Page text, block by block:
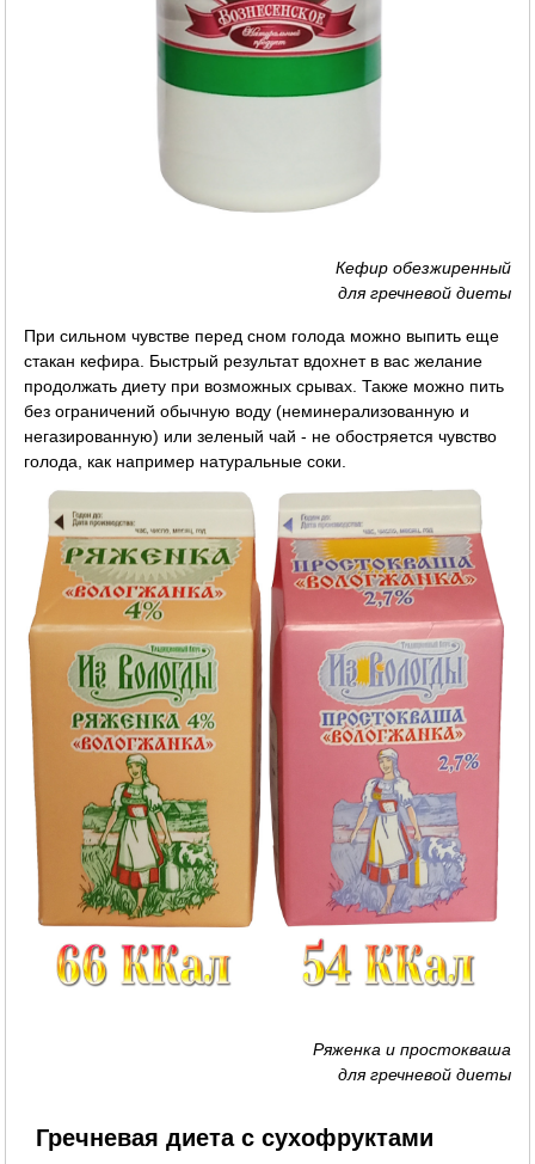
Кефир обезжиренный
для гречневой диеты
При сильном чувстве перед сном голода можно выпить еще
стакан кефира. Быстрый результат вдохнет в вас желание
продолжать диету при возможных срывах. Также можно пить
без ограничений обычную воду (неминерализованную и
негазированную) или зеленый чай - не обостряется чувство
голода, как например натуральные соки.
Ряженка и простокваша
для гречневой диеты
Гречневая диета с сухофруктами